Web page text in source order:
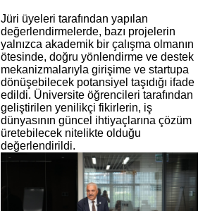
Jüri üyeleri tarafından yapılan
değerlendirmelerde, bazı projelerin
yalnızca akademik bir çalışma olmanın
ötesinde, doğru yönlendirme ve destek
mekanizmalarıyla girişime ve startupa
dönüşebilecek potansiyel taşıdığı ifade
edildi. Üniversite öğrencileri tarafından
geliştirilen yenilikçi fikirlerin, iş
dünyasının güncel ihtiyaçlarına çözüm
üretebilecek nitelikte olduğu
değerlendirildi.